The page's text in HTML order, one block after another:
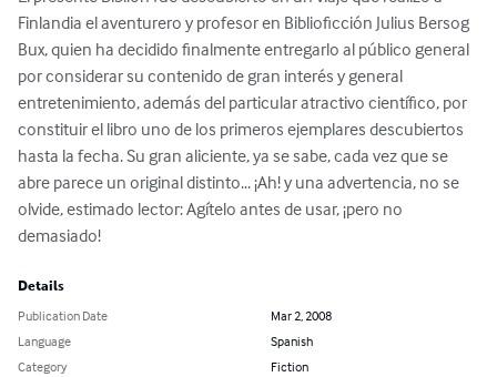
Finlandia el aventurero y profesor en Biblioficción Julius Bersog
Bux, quien ha decidido finalmente entregarlo al público general
por considerar su contenido de gran interés y general
entretenimiento, además del particular atractivo científico, por
constituir el libro uno de los primeros ejemplares descubiertos
hasta la fecha. Su gran aliciente, ya se sabe, cada vez que se
abre parece un original distinto... ¡Ah! y una advertencia, no se
olvide, estimado lector: Agítelo antes de usar, ¡pero no
demasiado!
Details
Publication Date
Mar 2, 2008
Language
Spanish
Category
Fiction